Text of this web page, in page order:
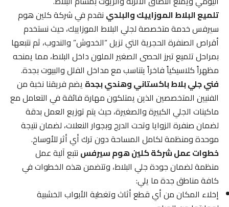
تلميع البلاط الموزاييك والبلدينقدم في شركة كلين هوم
سيرفس خدمة متخصصة لجلي البلاط الموزاييك، حيث نستخدم
أقراص الصنفرة الحجرية التي تزيل “الخدوش” والندوب، ثم نتبعها
بمراحل تلميع تبرز الحصى الصغير الملون داخل البلاط، مما يمنحه
مظهراً كلاسيكياً فاخراً يتناسب مع مداخل الفلل والبيوت بجدة.
فني جلي بلاط باكستاني وهندي بجدةيضم فريقنا نخبة من
الفنيين المتخصصين الذين يمتلكون مهارة فائقة في التعامل مع
ماكينات الجلي الكبيرة والصغيرة، حيث يتم توزيع العمل بدقة
لضمان صنفرة الزوايا وتحت الدرج وبجوار النعلات، لضمان نتيجة
موحدة ومنظمة لكامل المساحة دون ترك أي أثر للأوساخ.
خطوات عمل شركة كلين هوم سيرفسنتبع آلية عمل
منظمة لضمان جودة جلي البلاط، وتتضمن هذه الخطوات في
كافة مناطق جدة ما يلي:
إخلاء المكان من أي قطع أثاث وتغطية الأبواب الخشبية